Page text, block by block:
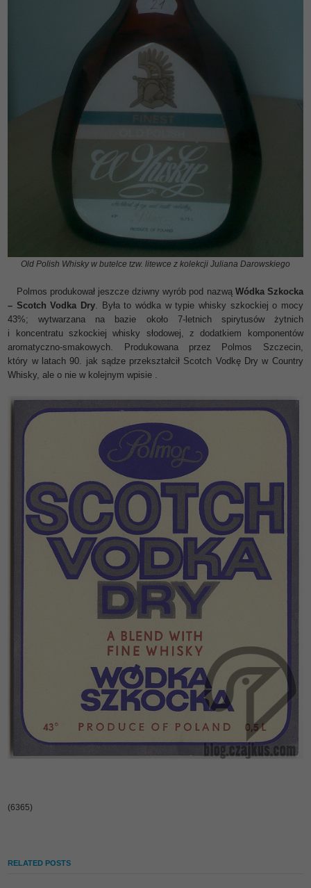
Old Polish Whisky w butelce tzw. litewce z kolekcji Juliana Darowskiego
Polmos produkował jeszcze dziwny wyrób pod nazwą Wódka Szkocka
– Scotch Vodka Dry. Była to wódka w typie whisky szkockiej o mocy
43%; wytwarzana na bazie około 7-letnich spirytusów żytnich
i koncentratu szkockiej whisky słodowej, z dodatkiem komponentów
aromatyczno-smakowych. Produkowana przez Polmos Szczecin,
który w latach 90. jak sądze przekształcił Scotch Vodkę Dry w Country
Whisky, ale o nie w kolejnym wpisie .
(6365)
RELATED POSTS